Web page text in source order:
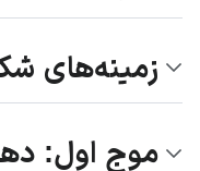
زمینه‌های
موج اول: دهه‌های